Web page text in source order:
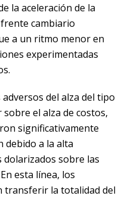
la aceleración de la
cambiario
a un ritmo menor en
experimentadas
del alza del tipo
el alza de costos,
significativamente
debido a la alta
sobre las
esta línea, los
la totalidad del